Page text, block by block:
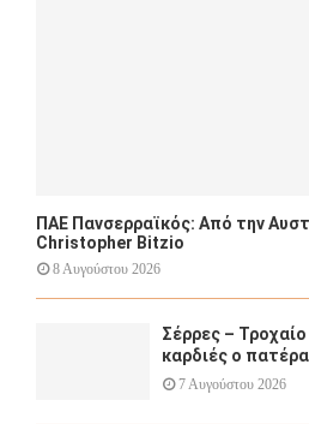
ΠΑΕ Πανσερραϊκός: Από την
Christopher Bitzio
8 Αυγούστου 2026
Σέρρες –
καρδιές ο
7 Αυγούστου 2026